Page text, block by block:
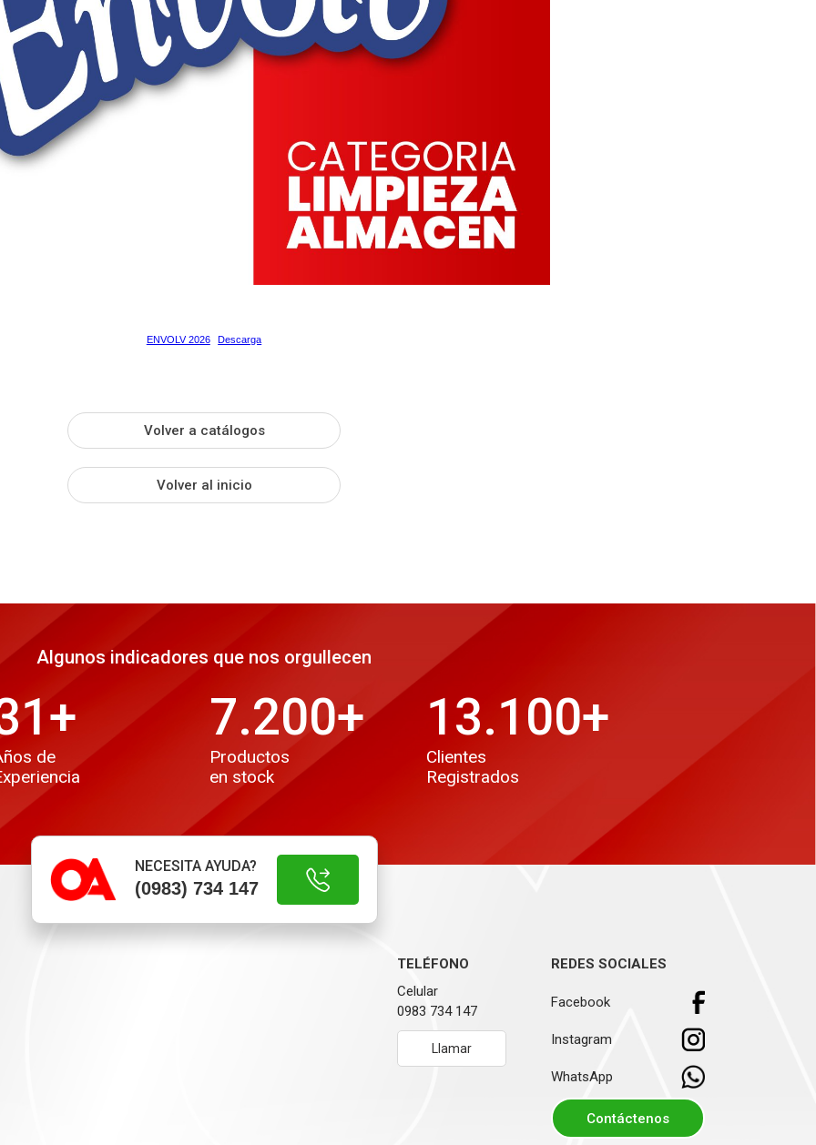
ENVOLV 2026 Descarga
Volver a catálogos
Volver al inicio
Algunos indicadores que nos orgullecen
+
de
7.200+
Productos
en stock
13.100+
Clientes
Registrados
NECESITA AYUDA?
(0983) 734 147
TELÉFONO
Celular
0983 734 147
Llamar
REDES SOCIALES
Facebook
Instagram
WhatsApp
Contáctenos